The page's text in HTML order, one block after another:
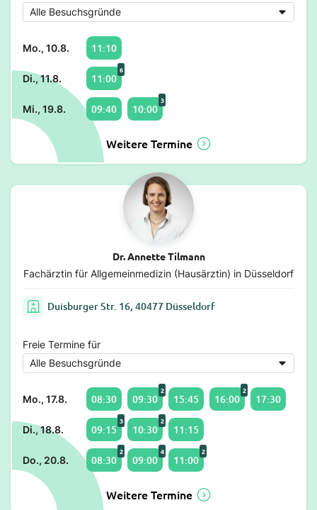
Mo., 10.8. 11:10
Di., 11.8. 11:00
6
Mi., 19.8. 09:40 10:00
3
Weitere Termine
Dr. Annette Tilmann
Fachärztin für Allgemeinmedizin (Hausärztin) in Düsseldorf
Duisburger Str. 16, 40477 Düsseldorf
Freie Termine für
Mo., 17.8. 08:30 09:30
2
15:45 16:00
2
17:30
Di., 18.8. 09:15
3
10:30
2
11:15
Do., 20.8. 08:30
2
09:00
4
11:00
2
Weitere Termine